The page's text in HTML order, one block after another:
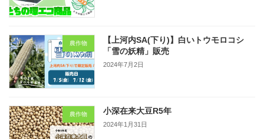
農作物
【上河内SA(下り)】白いトウモロコシ
「雪の妖精」販売
2024年7月2日
農作物 小深在来大豆R5年
2024年1月31日